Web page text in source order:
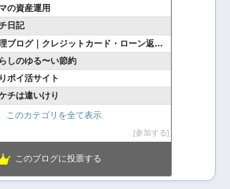
の資産運用
日記
ログ｜クレジットカード・ローン返済で悩んでいる方へ
しのゆる〜い節約
ポイ活サイト
チは違いけり
このカテゴリを全て表示
参加する
このブログに投票する